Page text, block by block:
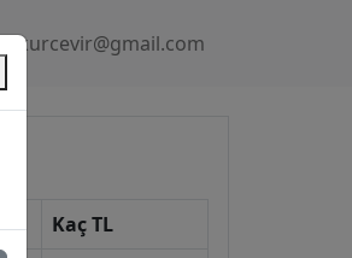
kurcevir@gmail.com
Kaç TL